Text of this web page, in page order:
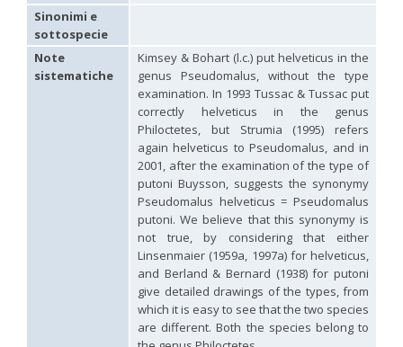
Hedychridium infansAbeille, 1879
Hedychridium infans santschii
Hedychridium infantumLinsenmaier, 1987
Hedychridium insequosum
Linsenmaier, 1959
Hedychridium insulareBalthasar, 1952
Linsenmaier, 1959
Móczár, 1964
Mocsáry, 1889
Balthasar, 1946
Christ, 1790
Linsenmaier, 1997
Balthasar, 1953
Linsenmaier, 1959
Linsenmaier, 1951
Linsenmaier, 1987
Mercet, 1915
Buysson, 1888
Buysson, 1904
Semenov, 1967
Lefeber, 1986
Sinonimi e
sottospecie
Note
sistematiche
Kimsey & Bohart (l.c.) put helveticus in the
genus Pseudomalus, without the type
examination. In 1993 Tussac & Tussac put
correctly helveticus in the genus
Philoctetes, but Strumia (1995) refers
again helveticus to Pseudomalus, and in
2001, after the examination of the type of
putoni Buysson, suggests the synonymy
Pseudomalus helveticus = Pseudomalus
putoni. We believe that this synonymy is
not true, by considering that either
Linsenmaier (1959a, 1997a) for helveticus,
and Berland & Bernard (1938) for putoni
give detailed drawings of the types, from
which it is easy to see that the two species
are different. Both the species belong to